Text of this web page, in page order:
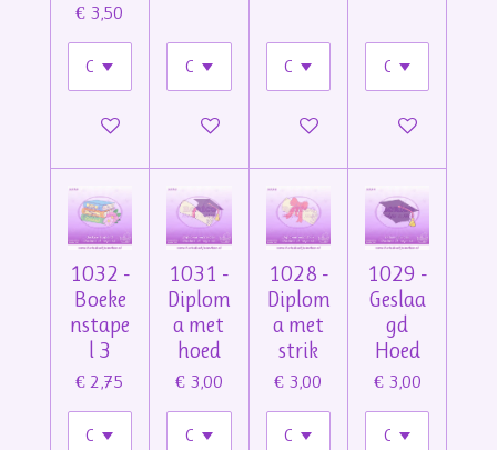
€ 3,50
In winkelwagenIn winkelwagenIn winkelwagenIn winkelwagen
1032 -
Boeke
nstape
l 3
€ 2,75
1031 -
Diplom
a met
hoed
€ 3,00
1028 -
Diplom
a met
strik
€ 3,00
1029 -
Geslaa
gd
Hoed
€ 3,00